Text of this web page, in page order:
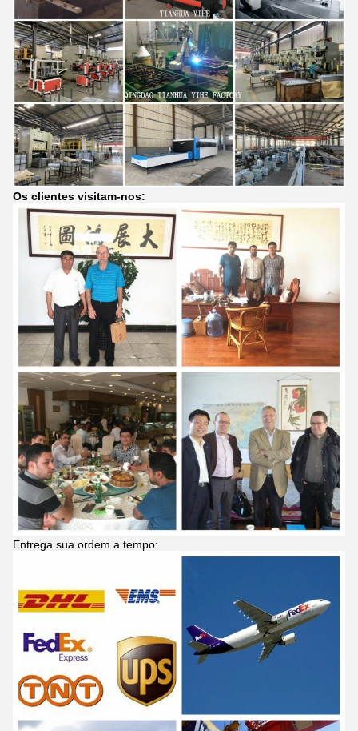
Os clientes visitam-nos:
Entrega sua ordem a tempo: